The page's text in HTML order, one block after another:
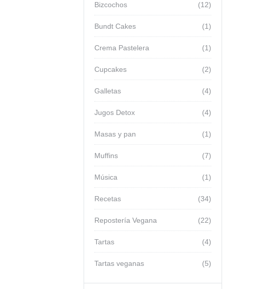
(12)
Bizcochos
(1)
Bundt Cakes
(1)
Crema Pastelera
(2)
Cupcakes
(4)
Galletas
(4)
Jugos Detox
(1)
Masas y pan
(7)
Muffins
(1)
Música
(34)
Recetas
(22)
Repostería Vegana
(4)
Tartas
(5)
Tartas veganas